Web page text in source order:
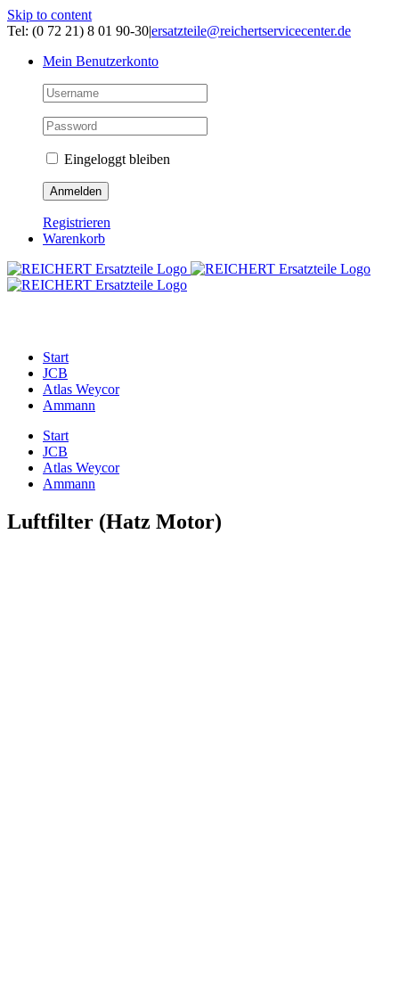
Skip to content
Tel: (0 72 21) 8 01 90-30|ersatzteile@reichertservicecenter.de
Mein Benutzerkonto
Eingeloggt bleiben
Registrieren
Warenkorb
Start
JCB
Atlas Weycor
Ammann
Start
JCB
Atlas Weycor
Ammann
Luftfilter (Hatz Motor)